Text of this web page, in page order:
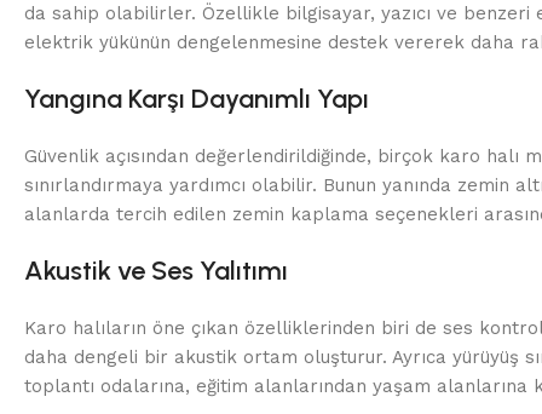
da sahip olabilirler. Özellikle bilgisayar, yazıcı ve
elektrik yükünün dengelenmesine destek vererek daha
Yangına Karşı Dayanımlı Yapı
Güvenlik açısından değerlendirildiğinde, birçok karo
sınırlandırmaya yardımcı olabilir. Bunun yanında
alanlarda tercih edilen zemin kaplama seçenekleri
Akustik ve Ses Yalıtımı
Karo halıların öne çıkan özelliklerinden biri de ses
daha dengeli bir akustik ortam oluşturur. Ayrıca yürüyüş
toplantı odalarına, eğitim alanlarından yaşam